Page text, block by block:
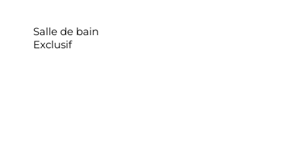
Salle de bain
Exclusif